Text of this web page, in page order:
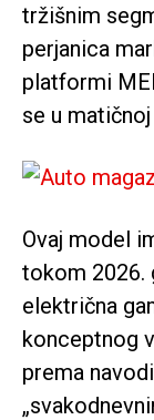
tržišnim
perjanica
platformi
se u
Ovaj model
tokom 2026.
električna
konceptnog
prema